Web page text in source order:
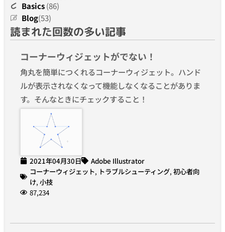
Basics(86)
Blog(53)
読まれた回数の多い記事
コーナーウィジェットがでない！
角丸を簡単につくれるコーナーウィジェット。ハンド
ルが表示されなくなって機能しなくなることがありま
す。そんなときにチェックすること！
2021年04月30日
Adobe Illustrator
コーナーウィジェット, トラブルシューティング, 初心者向
け, 小技
87,234